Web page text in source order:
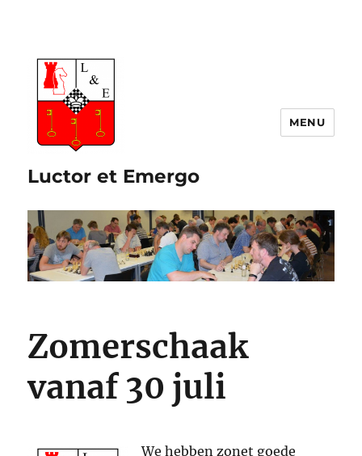
Luctor et Emergo
Zomerschaak
vanaf 30 juli
We hebben zonet goede